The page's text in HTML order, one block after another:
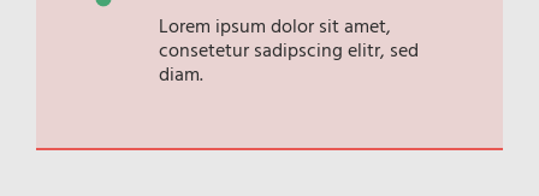
Lorem ipsum dolor sit amet,
consetetur sadipscing elitr, sed
diam.